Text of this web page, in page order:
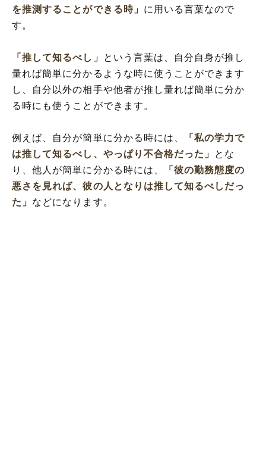
を推測することができる時」 に用いる言葉なので
す。
「推して知るべし」
という言葉は、自分自身が推し
量れば簡単に分かるような時に使うことができます
し、自分以外の相手や他者が推し量れば簡単に分か
る時にも使うことができます。
例えば、自分が簡単に分かる時には、
「私の学力で
は推して知るべし、やっぱり不合格だった」 とな
り、他人が簡単に分かる時には、
「彼の勤務態度の
悪さを見れば、彼の人となりは推して知るべしだっ
た」 などになります。